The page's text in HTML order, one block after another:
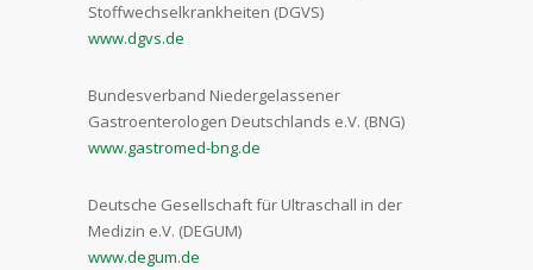
Stoffwechselkrankheiten (DGVS)
www.dgvs.de
Bundesverband Niedergelassener
Gastroenterologen Deutschlands e.V. (BNG)
www.gastromed-bng.de
Deutsche Gesellschaft für Ultraschall in der
Medizin e.V. (DEGUM)
www.degum.de